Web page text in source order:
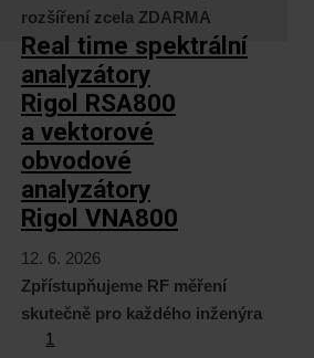
rozšíření zcela ZDARMA
Real time spektrální
analyzátory
Rigol RSA800
a vektorové
obvodové
analyzátory
Rigol VNA800
12. 6. 2026
Zpřístupňujeme RF měření
skutečně pro každého inženýra
1